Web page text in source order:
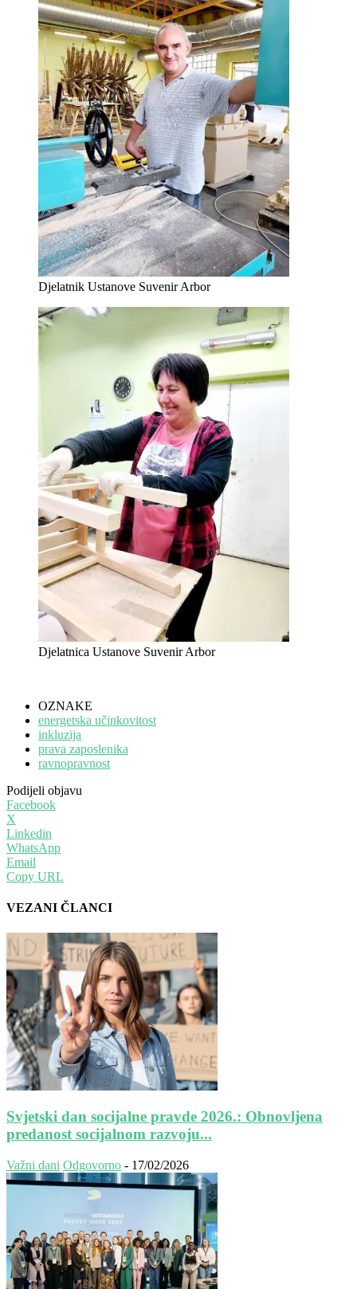
Djelatnik Ustanove Suvenir Arbor
Djelatnica Ustanove Suvenir Arbor
OZNAKE
energetska učinkovitost
inkluzija
prava zaposlenika
ravnopravnost
Podijeli objavu
Facebook
X
Linkedin
WhatsApp
Email
Copy URL
VEZANI ČLANCI
Svjetski dan socijalne pravde 2026.: Obnovljena
predanost socijalnom razvoju...
Važni dani Odgovorno - 17/02/2026